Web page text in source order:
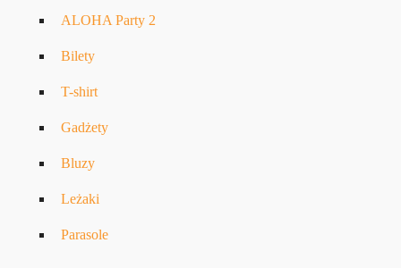
ALOHA Party 2
Bilety
T-shirt
Gadżety
Bluzy
Leżaki
Parasole